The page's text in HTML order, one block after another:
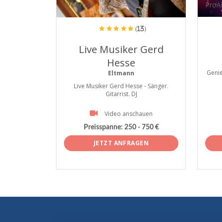
ProArtist
(13)
Live Musiker Gerd
Hesse
Eltmann
Live Musiker Gerd Hesse - Sänger.
Gitarrist. DJ
Video anschauen
Preisspanne: 250 - 750 €
JETZT ANFRAGEN